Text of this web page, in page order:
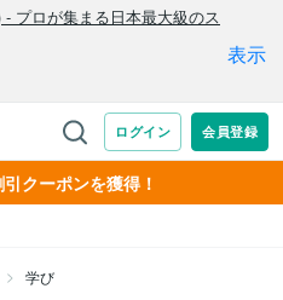
クーポンを獲得！
学び